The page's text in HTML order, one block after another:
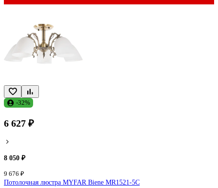
-32%
6 627 ₽
8 050 ₽
9 676 ₽
Потолочная люстра MYFAR Biene MR1521-5C